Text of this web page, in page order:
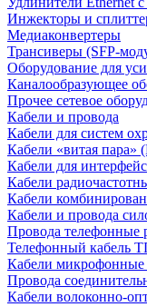
Инжекторы и
Медиаконвертеры
Трансиверы (SFP-
Оборудование для
Каналообразующее
Прочее сетевое
Кабели и провода
Кабели для систем
Кабели «витая пара»
Кабели для
Кабели
Кабели
Кабели и провода
Провода телефонные
Телефонный кабель
Кабели микрофонные
Провода
Кабели волоконно-